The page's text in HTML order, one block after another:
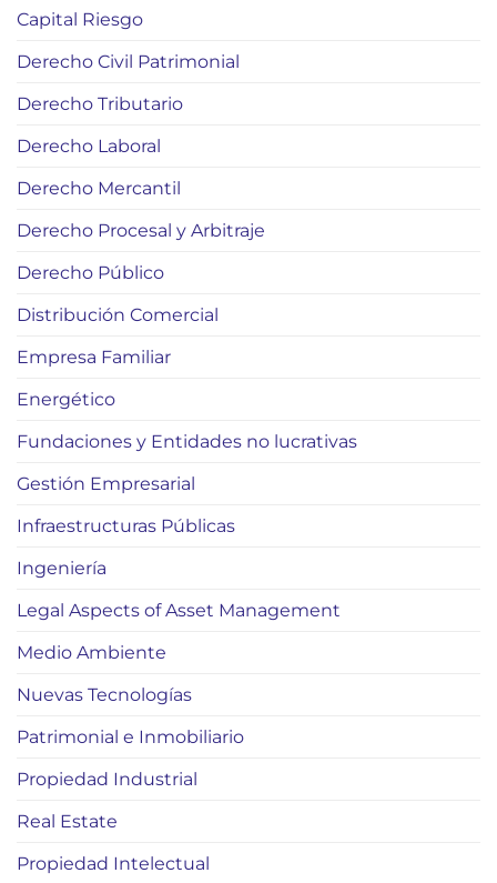
Capital Riesgo
Derecho Civil Patrimonial
Derecho Tributario
Derecho Laboral
Derecho Mercantil
Derecho Procesal y Arbitraje
Derecho Público
Distribución Comercial
Empresa Familiar
Energético
Fundaciones y Entidades no lucrativas
Gestión Empresarial
Infraestructuras Públicas
Ingeniería
Legal Aspects of Asset Management
Medio Ambiente
Nuevas Tecnologías
Patrimonial e Inmobiliario
Propiedad Industrial
Real Estate
Propiedad Intelectual